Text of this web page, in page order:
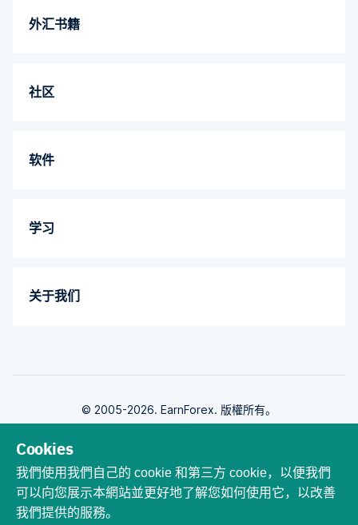
外汇书籍
社区
软件
学习
关于我们
© 2005-2026. EarnForex. 版權所有。
由開發
Cookies
我們使用我們自己的 cookie 和第三方 cookie，以便我們
可以向您展示本網站並更好地了解您如何使用它，以改善
我們提供的服務。